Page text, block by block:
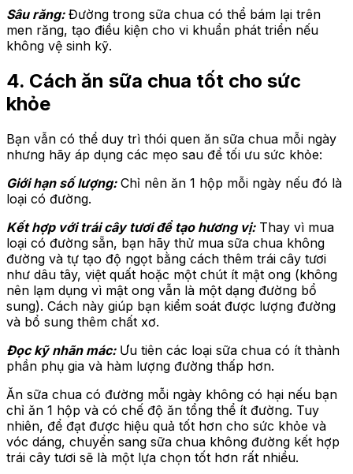
Sâu răng:Đường trong sữa chua có thể bám lại trên
men răng, tạo điều kiện cho vi khuẩn phát triển nếu
không vệ sinh kỹ.
4. Cách ăn sữa chua tốt cho sức
khỏe
Bạn vẫn có thể duy trì thói quen ăn sữa chua mỗi ngày
nhưng hãy áp dụng các mẹo sau để tối ưu sức khỏe:
Giới hạn số lượng:Chỉ nên ăn 1 hộp mỗi ngày nếu đó là
loại có đường.
Kết hợp với trái cây tươi để tạo hương vị:Thay vì mua
loại có đường sẵn, bạn hãy thử mua sữa chua không
đường và tự tạo độ ngọt bằng cách thêm trái cây tươi
như dâu tây, việt quất hoặc một chút ít mật ong (không
nên lạm dụng vì mật ong vẫn là một dạng đường bổ
sung). Cách này giúp bạn kiểm soát được lượng đường
và bổ sung thêm chất xơ.
Đọc kỹ nhãn mác:Ưu tiên các loại sữa chua có ít thành
phần phụ gia và hàm lượng đường thấp hơn.
Ăn sữa chua có đường mỗi ngày không có hại nếu bạn
chỉ ăn 1 hộp và có chế độ ăn tổng thể ít đường. Tuy
nhiên, để đạt được hiệu quả tốt hơn cho sức khỏe và
vóc dáng, chuyển sang sữa chua không đường kết hợp
trái cây tươi sẽ là một lựa chọn tốt hơn rất nhiều.